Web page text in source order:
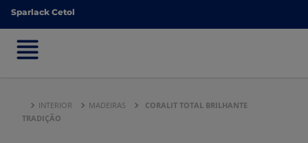
Sparlack Cetol
Sparlack Cetol
INTERIOR MADEIRAS
CORALIT TOTAL BRILHANTE
TRADIÇÃO